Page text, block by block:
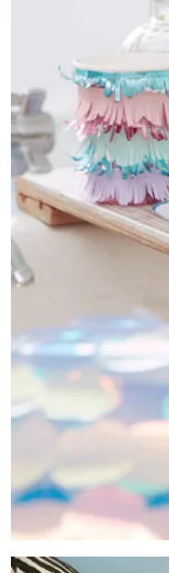
Anniversaire